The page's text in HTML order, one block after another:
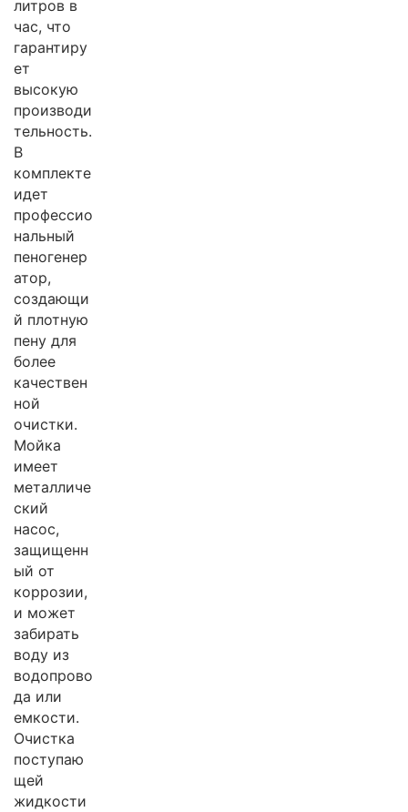
литров в
час, что
гарантиру
ет
высокую
производи
тельность.
В
комплекте
идет
профессио
нальный
пеногенер
атор,
создающи
й плотную
пену для
более
качествен
ной
очистки.
Мойка
имеет
металличе
ский
насос,
защищенн
ый от
коррозии,
и может
забирать
воду из
водопрово
да или
емкости.
Очистка
поступаю
щей
жидкости